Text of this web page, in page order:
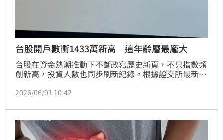
台股開戶數衝1433萬新高 這年齡層最龐大
台股在資金熱潮推動下不斷改寫歷史新頁，不只指數頻
創新高，投資人數也同步刷新紀錄。根據證交所最新公
底，台股總開戶人數已達1,433萬2,896人，再創歷史新
穩居最大族群；值得注意的是，0至19歲族群開戶數也
已突破75萬人，占比5.25%，顯示年輕化趨勢持續升
溫，全民投資時代正式來臨。
2026/06/01 10:42